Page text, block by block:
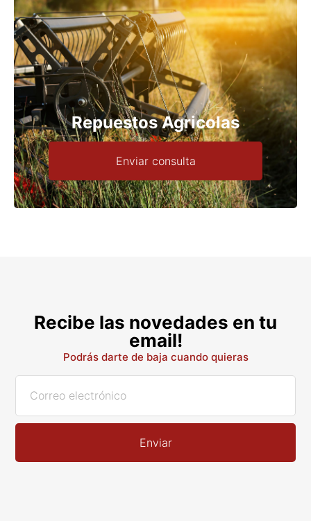
Repuestos Agricolas
Enviar consulta
Recibe las novedades en tu
email!
Podrás darte de baja cuando quieras
Enviar